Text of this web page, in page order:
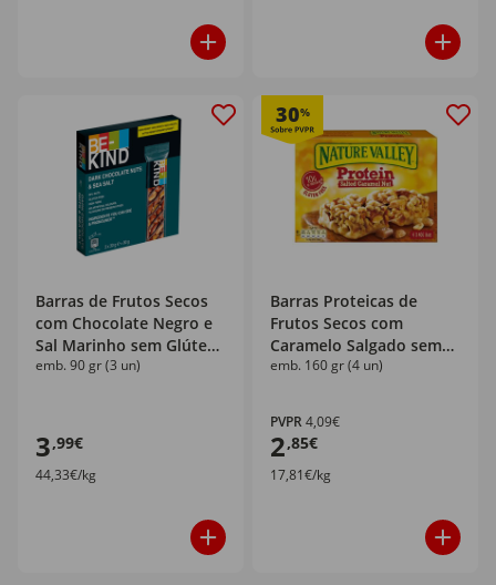
Barras de Frutos Secos
com Chocolate Negro e
Sal Marinho sem Glúten
Be-Kind
emb. 90 gr (3 un)
3,99€
44,33€/kg
30%
Barras Proteicas de
Frutos Secos com
Caramelo Salgado sem
Glúten Nature Valley
emb. 160 gr (4 un)
PVPR4,09€
2,85€
17,81€/kg